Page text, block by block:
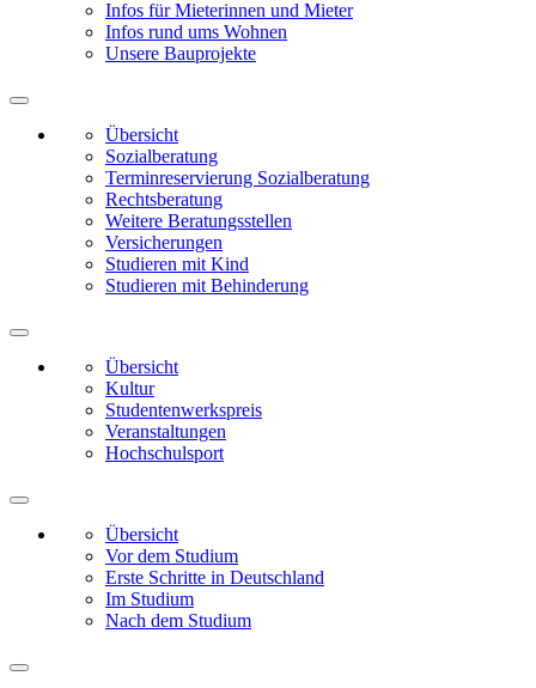
Infos für Mieterinnen und Mieter
Infos rund ums Wohnen
Unsere Bauprojekte
Übersicht
Sozialberatung
Terminreservierung Sozialberatung
Rechtsberatung
Weitere Beratungsstellen
Versicherungen
Studieren mit Kind
Studieren mit Behinderung
Übersicht
Kultur
Studentenwerkspreis
Veranstaltungen
Hochschulsport
Übersicht
Vor dem Studium
Erste Schritte in Deutschland
Im Studium
Nach dem Studium